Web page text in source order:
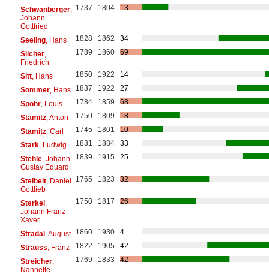
Schwanberger,
Johann
Gottfried
1737 1804 13
Seeling, Hans 1828 1862
34
Silcher,
Friedrich
1789 1860 69
Sitt, Hans 1850 1922
14
Sommer, Hans 1837 1922
27
Spohr, Louis 1784 1859
68
Stamitz, Anton 1750 1809
18
Stamitz, Carl 1745 1801
10
Stark, Ludwig 1831 1884
33
Stehle, Johann
Gustav Eduard
1839 1915 25
Steibelt, Daniel
Gottlieb
1765 1823 32
Sterkel,
Johann Franz
Xaver
1750 1817 26
Stradal, August 1860 1930
4
Strauss , Franz 1822 1905
42
Streicher,
Nannette
1769 1833 42